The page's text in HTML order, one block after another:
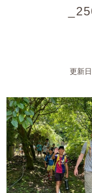
スタッフ紹介
YouTubeチャンネル
通年コース
週末コース
短期コース
更新